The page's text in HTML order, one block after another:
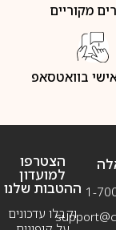
מקוריים
בוואטסאפ
1-
הצטרפו
למועדון
ההטבות שלנו
וקבלו עדכונים